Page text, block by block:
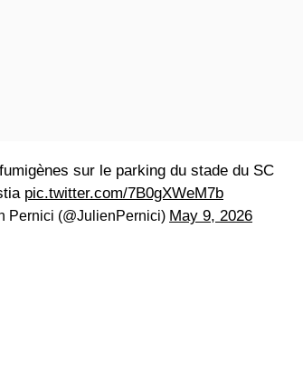
sur le parking du stade du SC
pic.twitter.com/7B0gXWeM7b
Pernici (@JulienPernici) May 9, 2026